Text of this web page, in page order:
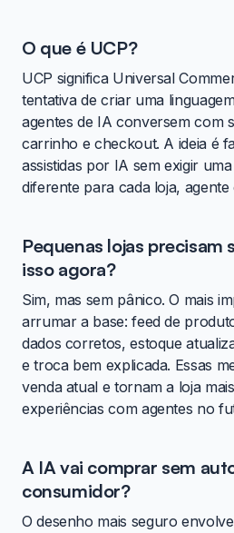
O que é UCP?
UCP significa Universal
tentativa de criar uma
agentes de IA conversem com
carrinho e checkout. A ideia é
assistidas por IA sem exigir
diferente para cada loja,
Pequenas lojas precisam
isso agora?
Sim, mas sem pânico. O mais
arrumar a base: feed de
dados corretos, estoque
e troca bem explicada. Essas
venda atual e tornam a loja
experiências com agentes no
A IA vai comprar sem
consumidor?
O desenho mais seguro